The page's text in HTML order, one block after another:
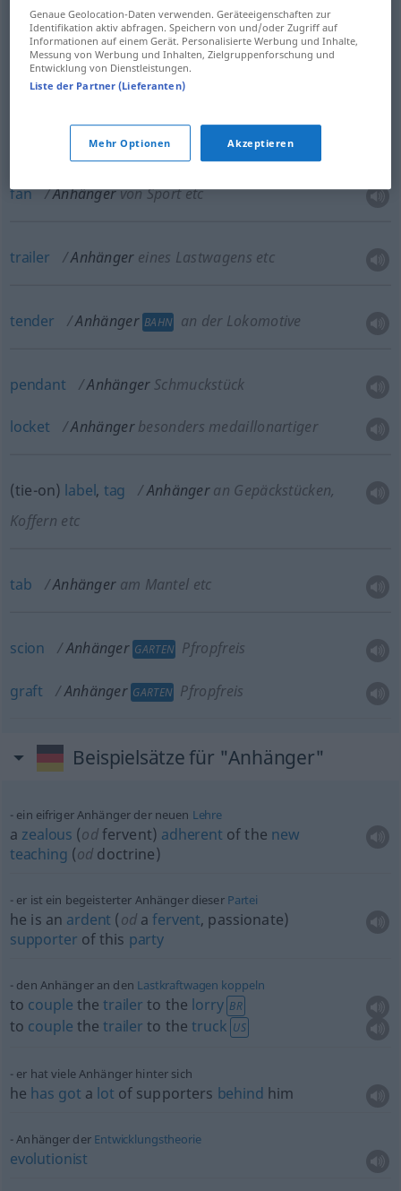
disciple AnhängerJünger
Anhängervon Film
fan Anhängervon Sport etc
trailer Anhänger eines Lastwagens etc
tender Anhänger BAHN an der Lokomotive
pendant Anhänger Schmuckstück
locket Anhänger besonders medaillonartiger
(tie-on) label, tag Anhänger an Gepäckstücken,
Koffern etc
tab Anhänger am Mantel etc
scion Anhänger GARTEN Pfropfreis
graft Anhänger GARTEN Pfropfreis
Beispielsätze für "Anhänger"
ein eifriger Anhänger der neuen Lehre
a zealous (odfervent) adherent of the new
teaching (od doctrine)
er ist ein begeisterter Anhänger dieser Partei
he is an ardent (odafervent, passionate)
supporter of this party
den Anhänger an den Lastkraftwagen koppeln
to couple thetrailer to the lorry BR
to couple thetrailer to thetruck US
er hat viele Anhänger hinter sich
he has got a lot of supporters behind him
Anhänger der Entwicklungstheorie
evolutionist
Genaue Geolocation-Daten verwenden. Geräteeigenschaften zur
Identifikation aktiv abfragen. Speichern von und/oder Zugriff auf
Informationen auf einem Gerät. Personalisierte Werbung und Inhalte,
Messung von Werbung und Inhalten, Zielgruppenforschung und
Entwicklung von Dienstleistungen.
Liste der Partner (Lieferanten)
Mehr Optionen Akzeptieren